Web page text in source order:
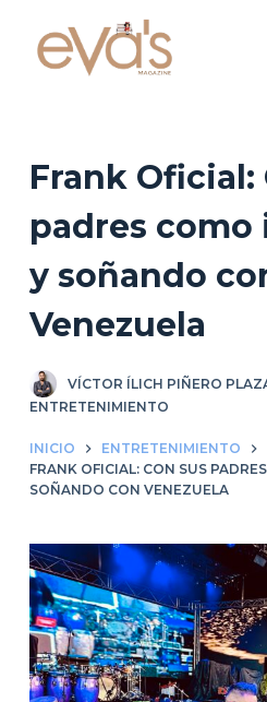
o
n
n
d
o
Frank Oficial:
padres
y soñando
Venezuela
VÍCTOR ÍLICH PIÑERO
ENTRETENIMIENTO
INICIO
ENTRETENIMIENTO
FRANK OFICIAL: CON SUS
SOÑANDO CON VENEZUELA